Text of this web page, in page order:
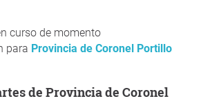
curso de momento
para Provincia de Coronel Portillo